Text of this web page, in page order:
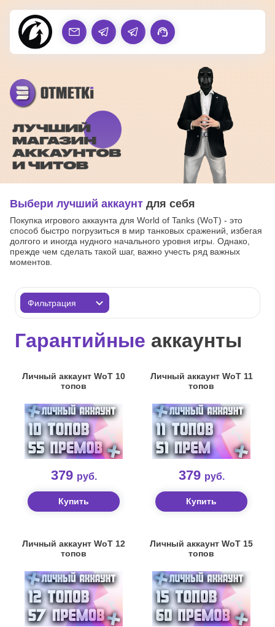
Выбери лучший аккаунт для себя
Покупка игрового аккаунта для World of Tanks (WoT) - это
способ быстро погрузиться в мир танковых сражений, избегая
долгого и иногда нудного начального уровня игры. Однако,
прежде чем сделать такой шаг, важно учесть ряд важных
моментов.
Фильтрация
Цена
-1 166
Премы
по % побед
Применить
Гарантийные аккаунты
Личный аккаунт WoT 10
топов
379 руб.
Купить
Личный аккаунт WoT 11
топов
379 руб.
Купить
Личный аккаунт WoT 12
топов
Личный аккаунт WoT 15
топов